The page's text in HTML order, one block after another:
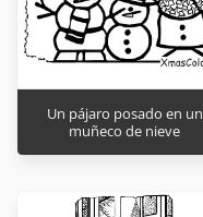
Un pájaro posado en un
muñeco de nieve